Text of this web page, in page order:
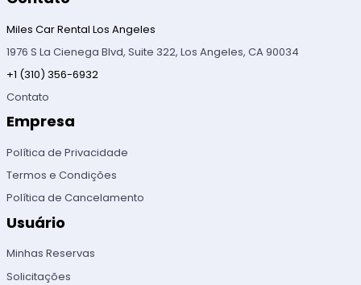
Miles Car Rental Los Angeles
1976 S La Cienega Blvd, Suite 322, Los Angeles, CA 90034
+1 (310) 356-6932
Contato
Empresa
Política de Privacidade
Termos e Condições
Política de Cancelamento
Usuário
Minhas Reservas
Solicitações